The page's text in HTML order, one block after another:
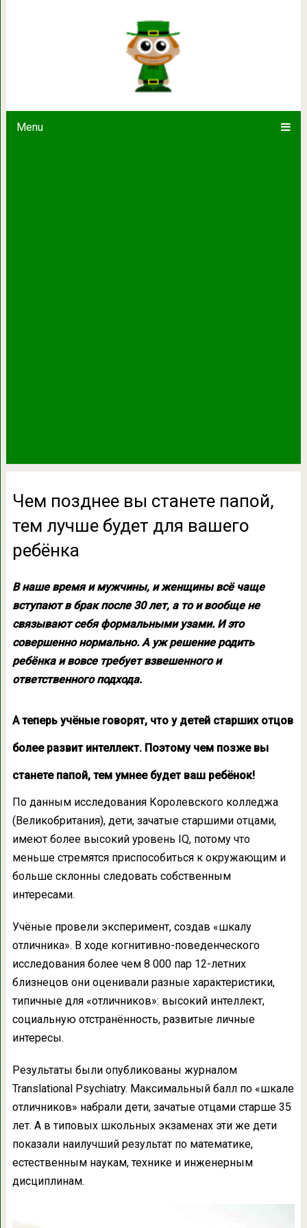
Menu
Чем позднее вы станете папой,
Чем позднее вы станете папой,
тем лучше будет для вашего
ребёнка
В наше время и мужчины, и женщины всё чаще
вступают в брак после 30 лет, а то и вообще не
связывают себя формальными узами. И это
совершенно нормально. А уж решение родить
ребёнка и вовсе требует взвешенного и
ответственного подхода.
А теперь учёные говорят, что у детей старших отцов
более развит интеллект. Поэтому чем позже вы
станете папой, тем умнее будет ваш ребёнок!
По данным исследования Королевского колледжа
(Великобритания), дети, зачатые старшими отцами,
имеют более высокий уровень IQ, потому что
меньше стремятся приспособиться к окружающим и
больше склонны следовать собственным
интересами.
Учёные провели эксперимент, создав «шкалу
отличника». В ходе когнитивно-поведенческого
исследования более чем 8 000 пар 12-летних
близнецов они оценивали разные характеристики,
типичные для «отличников»: высокий интеллект,
социальную отстранённость, развитые личные
интересы.
Результаты были опубликованы журналом
Translational Psychiatry. Максимальный балл по «шкале
отличников» набрали дети, зачатые отцами старше 35
лет. А в типовых школьных экзаменах эти же дети
показали наилучший результат по математике,
естественным наукам, технике и инженерным
дисциплинам.